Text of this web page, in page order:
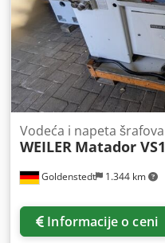
Goldenstedt 1.344 km
Vodeća i napeta šrafova
WEILER Matador VS1
Informacije o ceni